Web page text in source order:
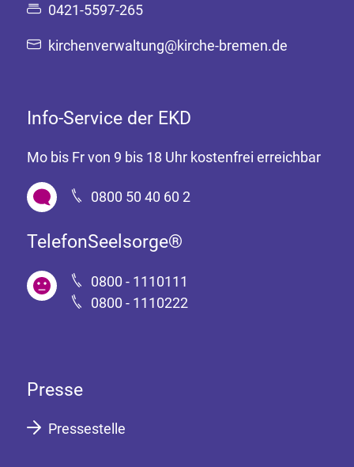
0421-5597-265
kirchenverwaltung@kirche-bremen.de
Info-Service der EKD
Mo bis Fr von 9 bis 18 Uhr kostenfrei erreichbar
0800 50 40 60 2
TelefonSeelsorge®
0800 - 1110111
0800 - 1110222
Presse
Pressestelle